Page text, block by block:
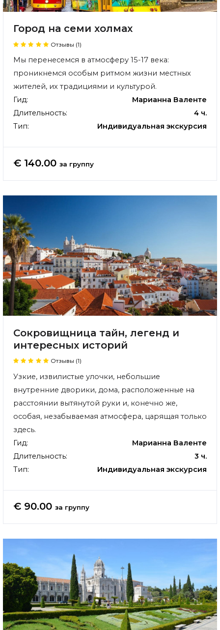
Город на семи холмах
Отзывы (1)
Мы перенесемся в атмосферу 15-17 века:
проникнемся особым ритмом жизни местных
жителей, их традициями и культурой.
Гид:
Марианна Валенте
Длительность:
4 ч.
Тип:
Индивидуальная экскурсия
€ 140.00 за группу
Сокровищница тайн, легенд и
интересных историй
Отзывы (1)
Узкие, извилистые улочки, небольшие
внутренние дворики, дома, расположенные на
расстоянии вытянутой руки и, конечно же,
особая, незабываемая атмосфера, царящая только
здесь.
Гид:
Марианна Валенте
Длительность:
3 ч.
Тип:
Индивидуальная экскурсия
€ 90.00 за группу